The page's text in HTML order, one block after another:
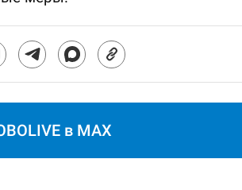
в MAX